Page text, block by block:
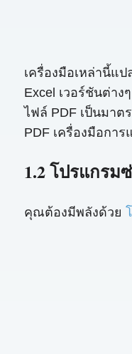
เครื่องมือเหล่านี้แ
Excel เวอร์ชันต่า
ไฟล์ PDF เป็นมาต
PDF เครื่องมือกา
1.2 โปรแกรม
คุณต้องมีพลังด้วย